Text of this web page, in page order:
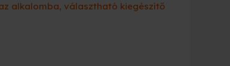
alkalomba, választható kiegészítő